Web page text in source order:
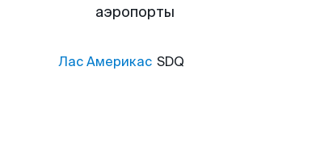
аэропорты
Лас Америкас SDQ